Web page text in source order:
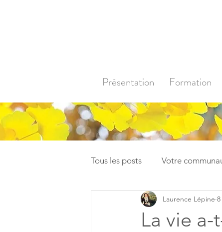
Présentation Formation
Tous les posts Votre
La vie a-
Laurence Lépine 8